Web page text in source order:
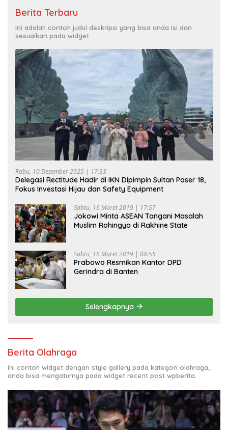
Berita Terbaru
Ini adalah contoh judul deskripsi yang bisa anda isi dan
sesuaikan pada widget
Rabu, 10 Desember 2025 | 17:33
Delegasi Rectitude Hadir di IKN Dipimpin Sultan Paser 18,
Fokus Investasi Hijau dan Safety Equipment
Sabtu, 16 Maret 2019 | 17:57
Jokowi Minta ASEAN Tangani Masalah
Muslim Rohingya di Rakhine State
Sabtu, 16 Maret 2019 | 08:55
Prabowo Resmikan Kantor DPD
Gerindra di Banten
Selengkapnya
Berita Olahraga
Ini contoh widget dengan style gallery pada kategori olahraga,
anda bisa mengaturnya pada widget recent post wpberita.